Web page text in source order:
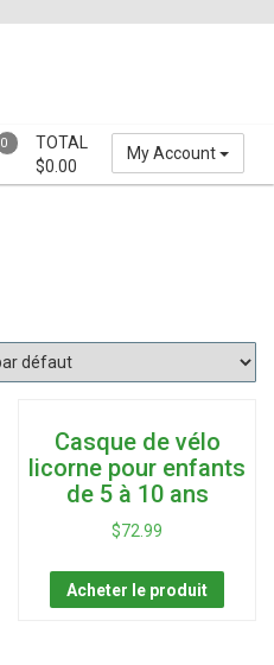
My Account
0
TOTAL
$0.00
Casque de vélo
licorne pour enfants
de 5 à 10 ans
$72.99
Acheter le produit